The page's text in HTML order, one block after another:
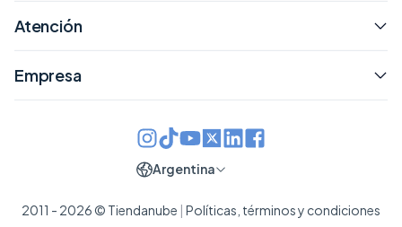
Atención
Empresa
2011 - 2026 © Tiendanube Políticas, términos y condiciones
Argentina